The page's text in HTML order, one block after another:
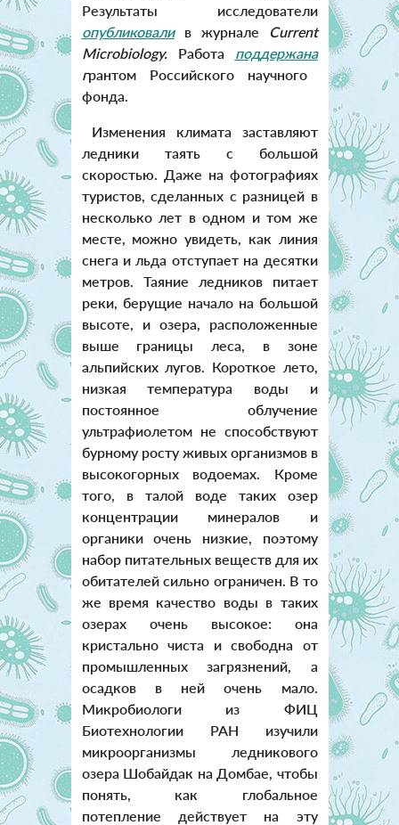
Результаты исследователи
опубликовали
в журнале Current
Microbiology. Работа
поддержана
грантом Российского научного
фонда.
Изменения климата заставляют
ледники таять с большой
скоростью. Даже на фотографиях
туристов, сделанных с разницей в
несколько лет в одном и том же
месте, можно увидеть, как линия
снега и льда отступает на десятки
метров. Таяние ледников питает
реки, берущие начало на большой
высоте, и озера, расположенные
выше границы леса, в зоне
альпийских лугов. Короткое лето,
низкая температура воды и
постоянное облучение
ультрафиолетом не способствуют
бурному росту живых организмов в
высокогорных водоемах. Кроме
того, в талой воде таких озер
концентрации минералов и
органики очень низкие, поэтому
набор питательных веществ для их
обитателей сильно ограничен. В то
же время качество воды в таких
озерах очень высокое: она
кристально чиста и свободна от
промышленных загрязнений, а
осадков в ней очень мало.
Микробиологи из ФИЦ
Биотехнологии РАН изучили
микроорганизмы ледникового
озера Шобайдак на Домбае, чтобы
понять, как глобальное
потепление действует на эту